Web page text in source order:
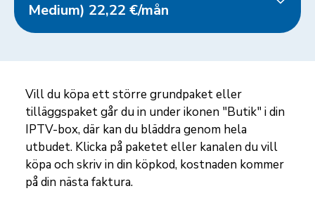
Medium) 22,22 €/mån
Vill du köpa ett större grundpaket eller
tilläggspaket går du in under ikonen "Butik" i din
IPTV-box, där kan du bläddra genom hela
utbudet. Klicka på paketet eller kanalen du vill
köpa och skriv in din köpkod, kostnaden kommer
på din nästa faktura.